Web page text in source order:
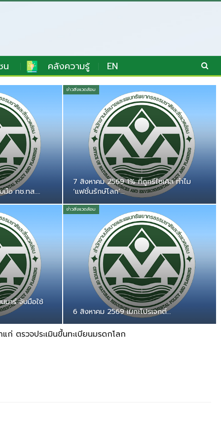
น คลังความรู้ EN
มือ ทช.ทส.…
ข่าวสิ่งแวดล้อม
7 สิงหาคม 2569 1% ที่ถูกรีไซเคิล ทำไม
‘แฟชั่นรักษ์โลก’…
มาร์ จับมือใช้
ข่าวสิ่งแวดล้อม
6 สิงหาคม 2569 เมกะโปรเจกต์…
ตรวจประเมินขึ้นทะเบียนมรดกโลก